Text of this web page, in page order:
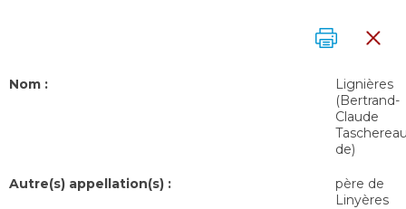
Nom :
Lignières
(Bertrand-
Claude
de)
Autre(s) appellation(s) :
père de
Linyères